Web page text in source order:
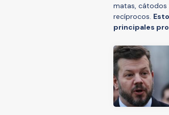
matas, cátodos
recíprocos.
principales